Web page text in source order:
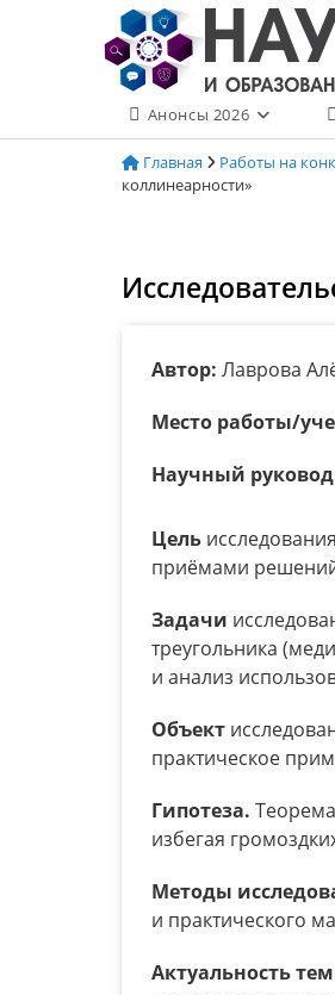
содержимому
Анонсы 2026
Главная Работы на
коллинеарности»
Автор: Лаврова
Место работы/
Научный
Цель
приёмами решений
Задачи
треугольника
и анализ
Объект
практическое
Гипотеза.
избегая
Методы
и практического
Актуальность